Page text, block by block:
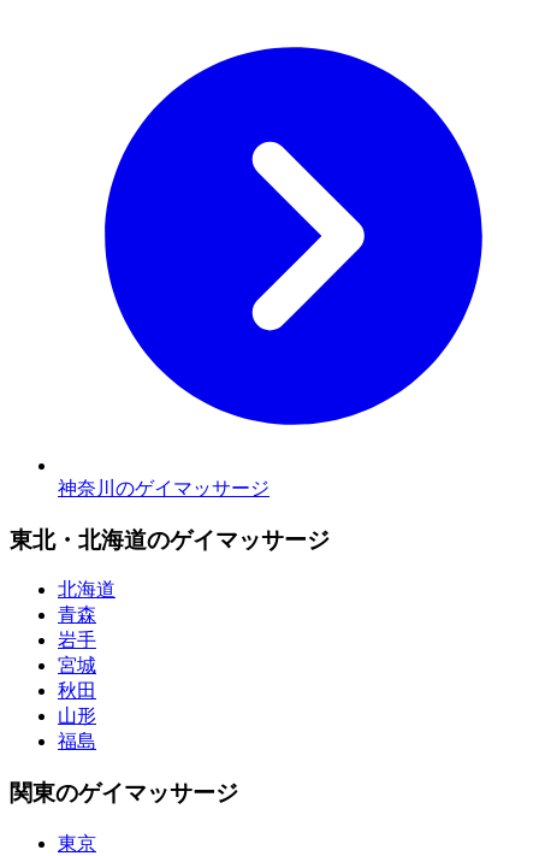
神奈川のゲイマッサージ
東北・北海道のゲイマッサージ
北海道
青森
岩手
宮城
秋田
山形
福島
関東のゲイマッサージ
東京